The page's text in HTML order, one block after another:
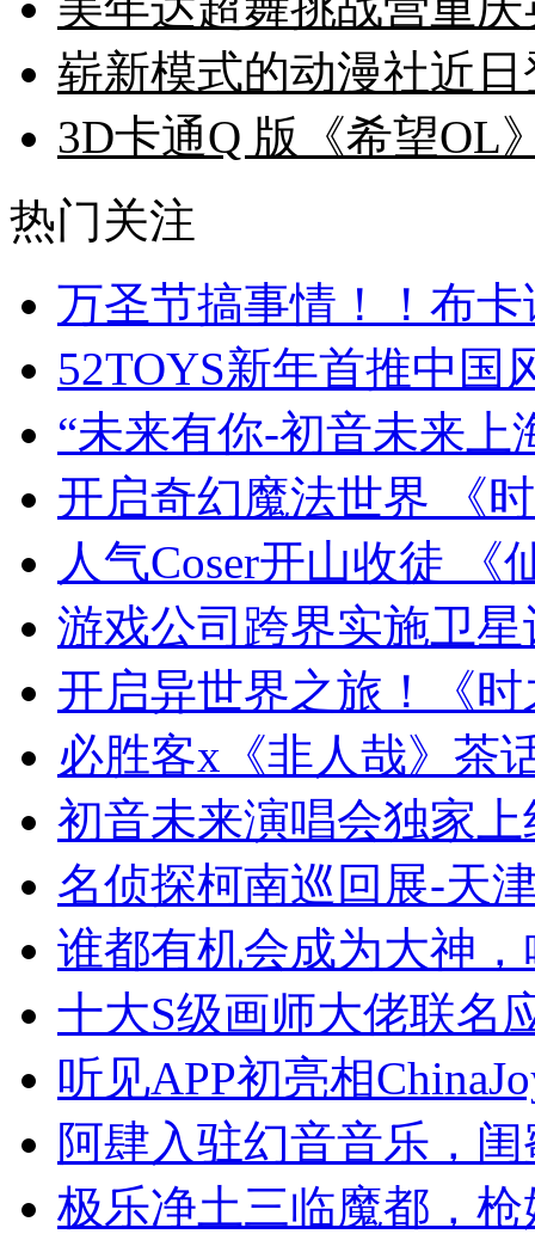
崭新模式的动漫社近
3D卡通Q 版《希望OL
热门关注
万圣节搞事情！！布
52TOYS新年首推中国
“未来有你-初音未来上
开启奇幻魔法世界 《
人气Coser开山收徒 《
游戏公司跨界实施卫
开启异世界之旅！《
必胜客x《非人哉》茶
初音未来演唱会独家
名侦探柯南巡回展-天
谁都有机会成为大神
十大S级画师大佬联名
听见APP初亮相
阿肆入驻幻音音乐，
极乐净土三临魔都，